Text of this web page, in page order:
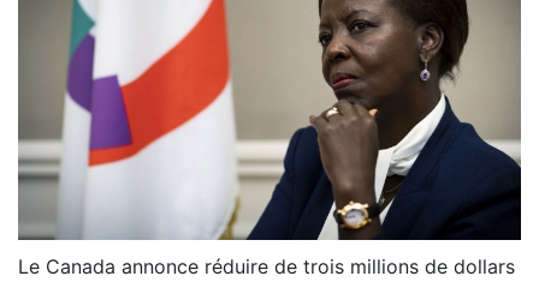
Le Canada annonce réduire de trois millions de dollars